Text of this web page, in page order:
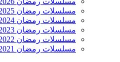
مسلسلات رمضان 2025
مسلسلات رمضان 2024
مسلسلات رمضان 2023
مسلسلات رمضان 2022
مسلسلات رمضان 2021